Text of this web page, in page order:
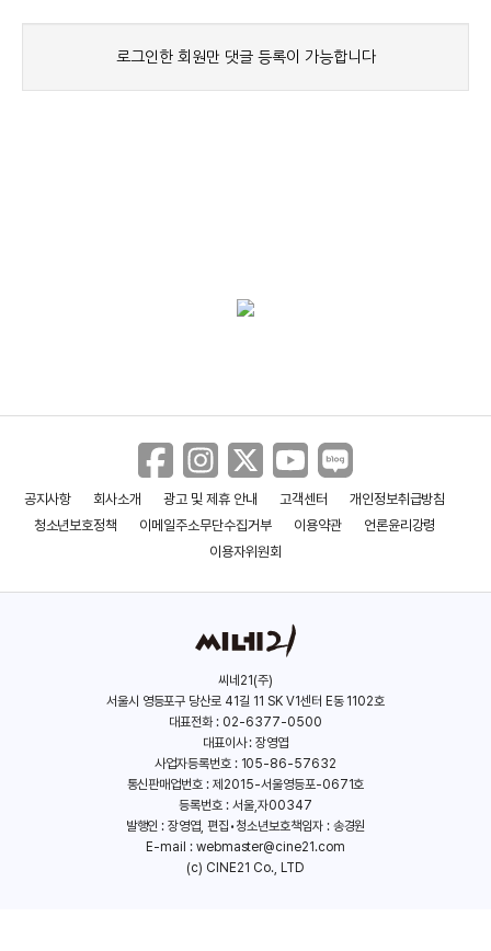
공지사항 회사소개 광고 및 제휴 안내 고객센터
개인정보취급방침
청소년보호정책
이메일주소무단수집거부 이용약관
언론윤리강령
이용자위원회
씨네21(주)
서울시 영등포구 당산로 41길 11 SK V1센터 E동 1102호
대표전화 : 02-6377-0500
대표이사 : 장영엽
사업자등록번호 : 105-86-57632
통신판매업번호 : 제2015-서울영등포-0671호
등록번호 : 서울,자00347
발행인 : 장영엽, 편집•청소년보호책임자 : 송경원
E-mail : webmaster@cine21.com
(c) CINE21 Co., LTD